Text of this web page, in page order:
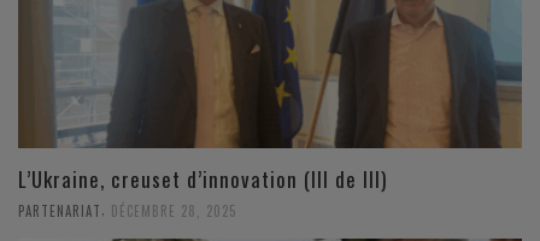
L’Ukraine, creuset d’innovation (III de III)
PARTENARIAT DÉCEMBRE 28, 2025